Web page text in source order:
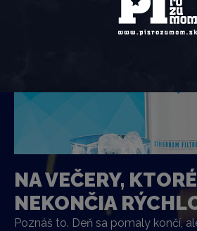
NA VEČERY, KTORÉ
NEKONČIA
Poznáš to. Deň sa pomaly končí,